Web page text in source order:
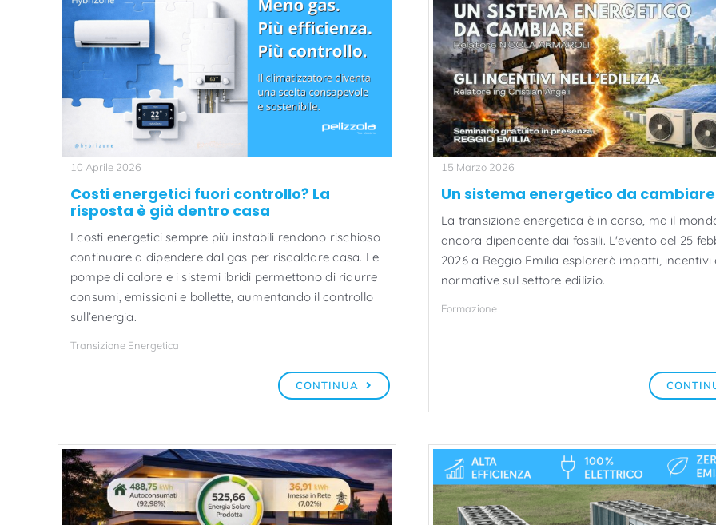
10 Aprile 2026
Costi energetici fuori controllo? La
risposta è già dentro casa
I costi energetici sempre più instabili rendono rischioso
continuare a dipendere dal gas per riscaldare casa. Le
pompe di calore e i sistemi ibridi permettono di ridurre
consumi, emissioni e bollette, aumentando il controllo
sull’energia.
Transizione Energetica
CONTINUA
15 Marzo 2026
Un sistema energetico da cambiare
La transizione energetica è in corso, ma il
ancora dipendente dai fossili. L'evento del 25
2026 a Reggio Emilia esplorerà impatti, incentivi
normative sul settore edilizio.
Formazione